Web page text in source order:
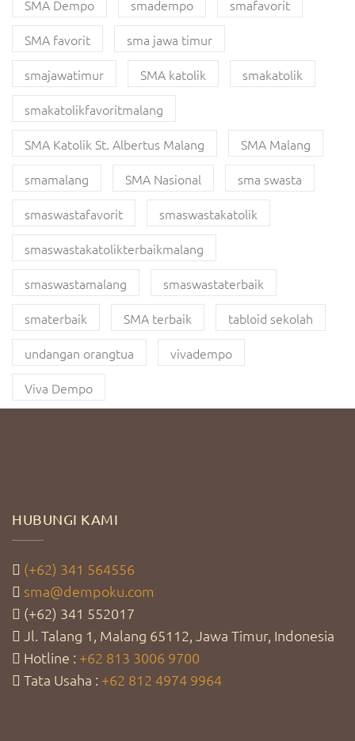
SMA Dempo
smadempo
smafavorit
SMA favorit
sma jawa timur
smajawatimur
SMA katolik
smakatolik
smakatolikfavoritmalang
SMA Katolik St. Albertus Malang
SMA Malang
smamalang
SMA Nasional
sma swasta
smaswastafavorit
smaswastakatolik
smaswastakatolikterbaikmalang
smaswastamalang
smaswastaterbaik
smaterbaik
SMA terbaik
tabloid sekolah
undangan orangtua
vivadempo
Viva Dempo
HUBUNGI KAMI
(+62) 341 564556
sma@dempoku.com
(+62) 341 552017
Jl. Talang 1, Malang 65112, Jawa Timur, Indonesia
Hotline : +62 813 3006 9700
Tata Usaha : +62 812 4974 9964